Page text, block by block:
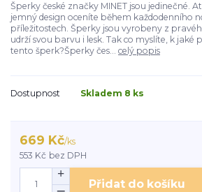
Šperky české značky MINET jsou jedinečné.
jemný design oceníte během každodenního
příležitostech. Šperky jsou vyrobeny z
udrží svou barvu i lesk. Tak co myslíte, k jaké
tento šperk?Šperky čes... celý popis
Dostupnost Skladem 8 ks
669 Kč/ks
553 Kč bez DPH
Přidat do košíku